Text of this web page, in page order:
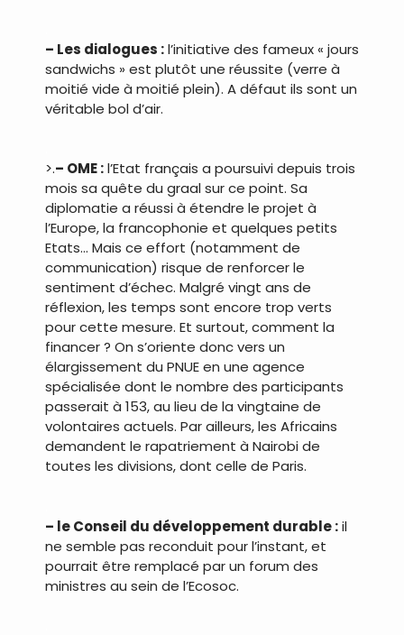
– Les dialogues :l’initiative des fameux « jours
sandwichs » est plutôt une réussite (verre à
moitié vide à moitié plein). A défaut ils sont un
véritable bol d’air.
>.– OME :l’Etat français a poursuivi depuis trois
mois sa quête du graal sur ce point. Sa
diplomatie a réussi à étendre le projet à
l’Europe, la francophonie et quelques petits
Etats… Mais ce effort (notamment de
communication) risque de renforcer le
sentiment d’échec. Malgré vingt ans de
réflexion, les temps sont encore trop verts
pour cette mesure. Et surtout, comment la
financer ? On s’oriente donc vers un
élargissement du PNUE en une agence
spécialisée dont le nombre des participants
passerait à 153, au lieu de la vingtaine de
volontaires actuels. Par ailleurs, les Africains
demandent le rapatriement à Nairobi de
toutes les divisions, dont celle de Paris.
– le Conseil du développement durable :il
ne semble pas reconduit pour l’instant, et
pourrait être remplacé par un forum des
ministres au sein de l’Ecosoc.